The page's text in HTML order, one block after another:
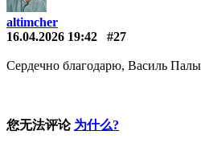
altimcher
16.04.2026 19:42
#27
Сердечно благодарю, Василь
您无法评论 为什么?